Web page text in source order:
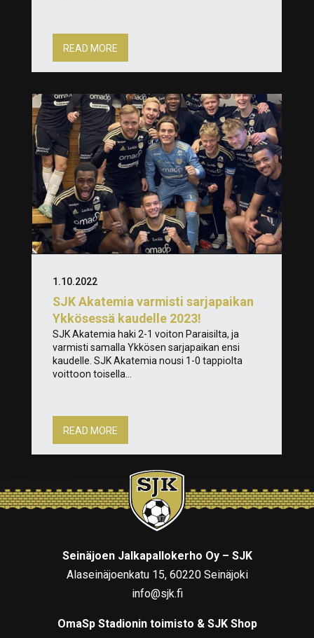
READ MORE
SJK Akatemia varmisti sarjapaikan
Ykkösessä kaudelle 2023!
1.10.2022
SJK Akatemia haki 2-1 voiton Paraisilta, ja
varmisti samalla Ykkösen sarjapaikan ensi
kaudelle. SJK Akatemia nousi 1-0 tappiolta
voittoon toisella...
READ MORE
Seinäjoen Jalkapallokerho Oy – SJK
Alaseinäjoenkatu 15, 60220 Seinäjoki
info@sjk.fi
OmaSp Stadionin toimisto & SJK Shop